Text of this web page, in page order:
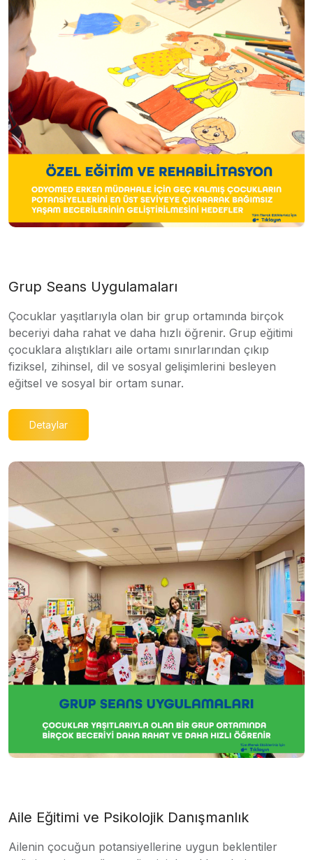
Grup Seans Uygulamaları
Çocuklar yaşıtlarıyla olan bir grup ortamında birçok
beceriyi daha rahat ve daha hızlı öğrenir. Grup eğitimi
çocuklara alıştıkları aile ortamı sınırlarından çıkıp
fiziksel, zihinsel, dil ve sosyal gelişimlerini besleyen
eğitsel ve sosyal bir ortam sunar.
Detaylar
Aile Eğitimi ve Psikolojik Danışmanlık
Ailenin çocuğun potansiyellerine uygun beklentiler